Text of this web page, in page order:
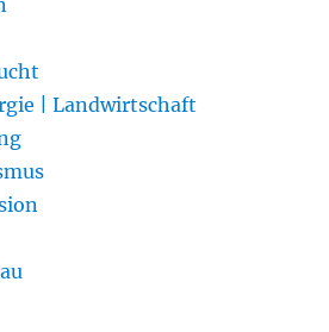
| Landwirtschaft